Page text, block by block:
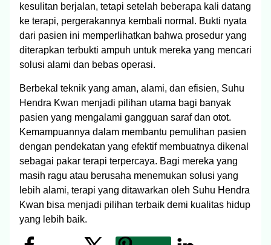
kesulitan berjalan, tetapi setelah beberapa kali datang
ke terapi, pergerakannya kembali normal. Bukti nyata
dari pasien ini memperlihatkan bahwa prosedur yang
diterapkan terbukti ampuh untuk mereka yang mencari
solusi alami dan bebas operasi.
Berbekal teknik yang aman, alami, dan efisien, Suhu
Hendra Kwan menjadi pilihan utama bagi banyak
pasien yang mengalami gangguan saraf dan otot.
Kemampuannya dalam membantu pemulihan pasien
dengan pendekatan yang efektif membuatnya dikenal
sebagai pakar terapi terpercaya. Bagi mereka yang
masih ragu atau berusaha menemukan solusi yang
lebih alami, terapi yang ditawarkan oleh Suhu Hendra
Kwan bisa menjadi pilihan terbaik demi kualitas hidup
yang lebih baik.